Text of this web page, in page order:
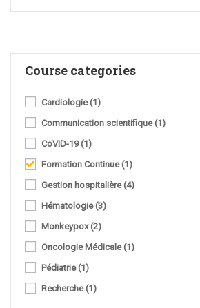
Course categories
Cardiologie (1)
Communication scientifique (1)
CoVID-19 (1)
Formation Continue (1)
Gestion hospitalière (4)
Hématologie (3)
Monkeypox (2)
Oncologie Médicale (1)
Pédiatrie (1)
Recherche (1)